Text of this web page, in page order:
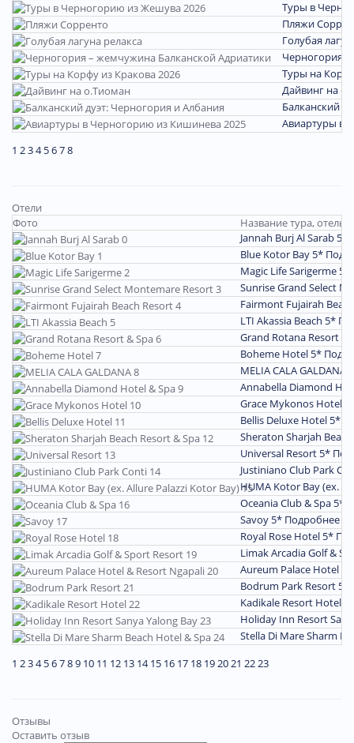
Туры в
Пляжи
Голубая
Черногория
Туры на
Дайвинг на
Балканский
Авиартуры в
1 234 5678
Отели
Фото
Название тура, отель
Jannah Burj Al Sarab 5*
Blue Kotor Bay 5*
Magic Life Sarigerme 5*
Sunrise Grand Select
Fairmont Fujairah
LTI Akassia Beach 5*
Grand Rotana Resort &
Boheme Hotel 5*
MELIA CALA GALDANA
Annabella Diamond
Grace Mykonos Hotel
Bellis Deluxe Hotel 5*
Sheraton Sharjah
Universal Resort 5*
Justiniano Club Park
HUMA Kotor Bay (ex.
Oceania Club & Spa 5*
Savoy 5* Подробнее
Royal Rose Hotel 5*
Limak Arcadia Golf &
Aureum Palace Hotel
Bodrum Park Resort 5*
Kadikale Resort Hotel
Holiday Inn Resort
Stella Di Mare Sharm
1 234 56789 10 11 12 13 14 15 16 17 18 19 20 21 22 23
Отзывы
Оставить отзыв